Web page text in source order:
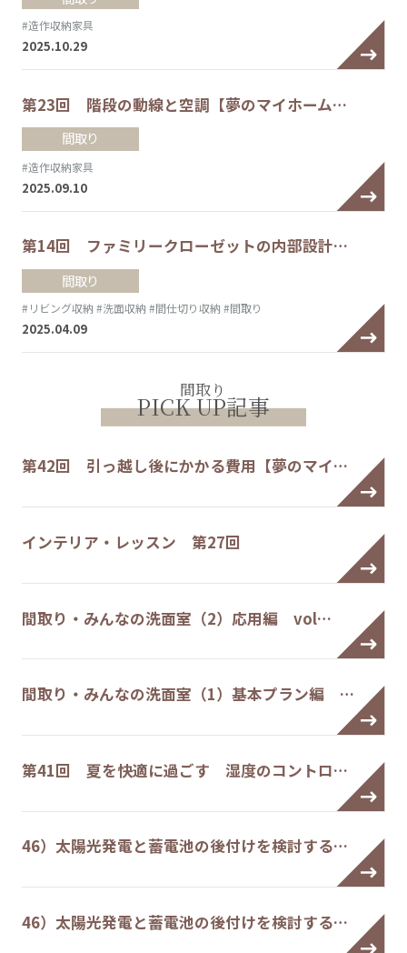
#造作収納家具
2025.10.29
第23回 階段の動線と空調【夢のマイホーム…
間取り
#造作収納家具
2025.09.10
第14回 ファミリークローゼットの内部設計…
間取り
#リビング収納 #洗面収納 #間仕切り収納 #間取り
2025.04.09
間取り
PICK UP記事
第42回 引っ越し後にかかる費用【夢のマイ…
インテリア・レッスン 第27回
間取り・みんなの洗面室（2）応用編 vol…
間取り・みんなの洗面室（1）基本プラン編 …
第41回 夏を快適に過ごす 湿度のコントロ…
46）太陽光発電と蓄電池の後付けを検討する…
46）太陽光発電と蓄電池の後付けを検討する…